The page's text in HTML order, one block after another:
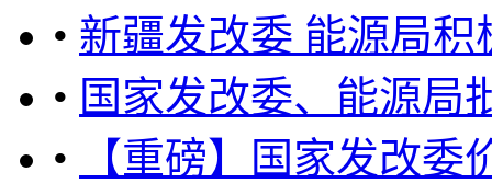
• 新疆发改委 能源局
• 国家发改委、能源局
•
【重磅】国家发改